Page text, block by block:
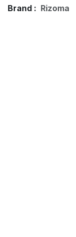
Brand : Rizoma